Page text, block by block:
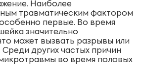
Наиболее
травматическим фактором
первые. Во время
значительно
может вызвать разрывы или
других частых причин
во время половых